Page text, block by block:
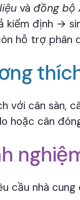
và đồng bộ
kiểm định →
hỗ trợ phân
với cân sàn,
hoặc cân
cầu nhà